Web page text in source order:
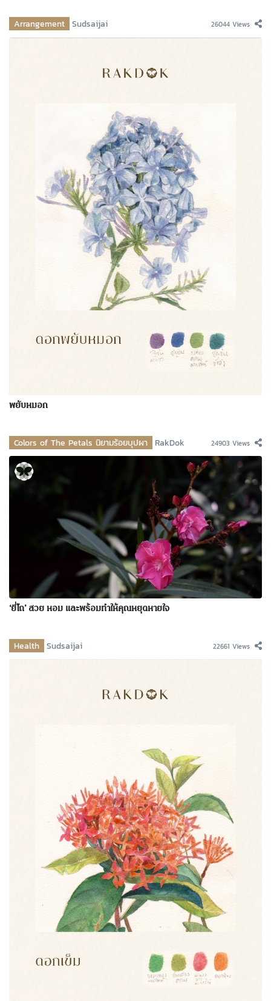
Arrangement Sudsaijai 26044 Views
พยับหมอก
Colors of The Petals นิยามร้อยบุปผา RakDok 24903 Views
‘ยี่โถ’ สวย หอม และพร้อมทำให้คุณหยุดหายใจ
Health Sudsaijai 22661 Views